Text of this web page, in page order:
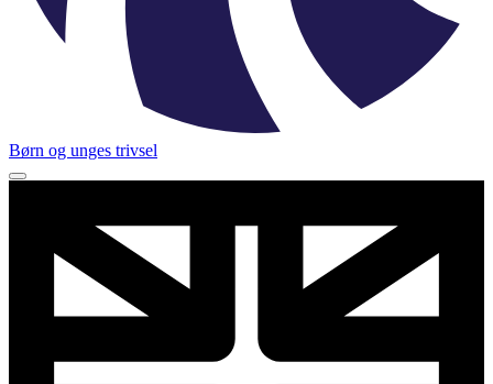
Børn og unges trivsel